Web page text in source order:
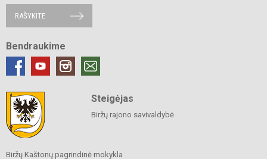
RAŠYKITE
Bendraukime
Steigėjas
Biržų rajono savivaldybė
Biržų Kaštonų pagrindinė mokykla